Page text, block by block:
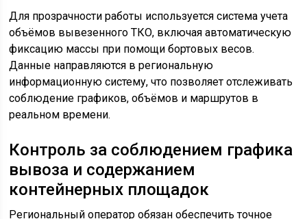
Для прозрачности работы используется система учета
объёмов вывезенного ТКО, включая автоматическую
фиксацию массы при помощи бортовых весов.
Данные направляются в региональную
информационную систему, что позволяет отслеживать
соблюдение графиков, объёмов и маршрутов в
реальном времени.
Контроль за соблюдением графика
вывоза и содержанием
контейнерных площадок
Региональный оператор обязан обеспечить точное